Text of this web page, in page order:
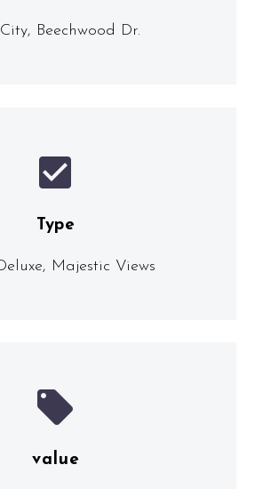
Beechwood Dr.


Type
Majestic Views


value